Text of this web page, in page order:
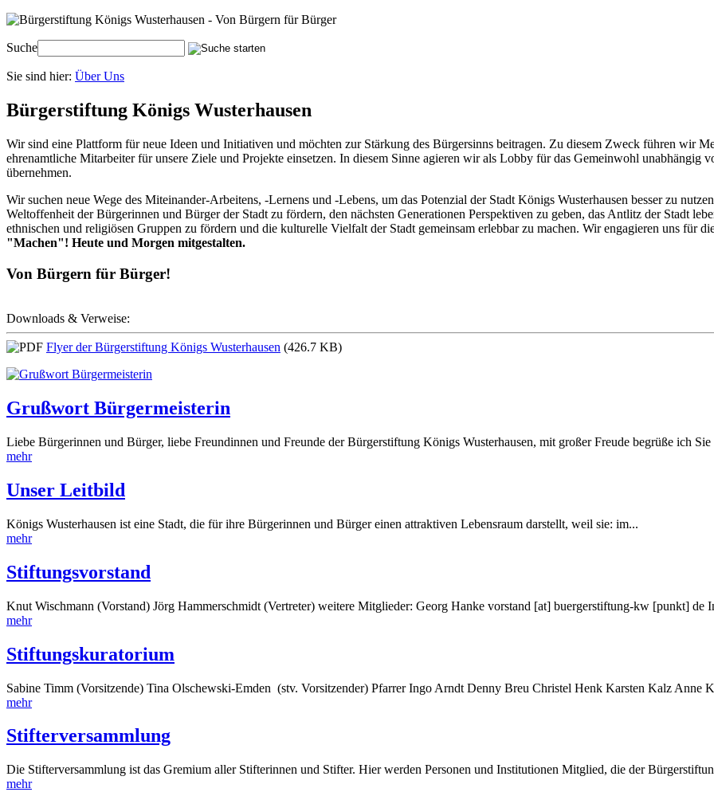
Suche
Sie sind hier: Über Uns
Bürgerstiftung Königs Wusterhausen
Wir sind eine Plattform für neue Ideen und Initiativen und möchten zur Stärkung des Bürgersinns beitragen. Zu diesem Zweck führen wir
ehrenamtliche Mitarbeiter für unsere Ziele und Projekte einsetzen. In diesem Sinne agieren wir als Lobby für das Gemeinwohl unabhängig
übernehmen.
Wir suchen neue Wege des Miteinander-Arbeitens, -Lernens und -Lebens, um das Potenzial der Stadt Königs Wusterhausen besser zu
Weltoffenheit der Bürgerinnen und Bürger der Stadt zu fördern, den nächsten Generationen Perspektiven zu geben, das Antlitz der Stadt
ethnischen und religiösen Gruppen zu fördern und die kulturelle Vielfalt der Stadt gemeinsam erlebbar zu machen. Wir engagieren uns für
"Machen"! Heute und Morgen mitgestalten.
Von Bürgern für Bürger!
Downloads & Verweise:
Flyer der Bürgerstiftung Königs Wusterhausen (426.7 KB)
Grußwort Bürgermeisterin
Liebe Bürgerinnen und Bürger, liebe Freundinnen und Freunde der Bürgerstiftung Königs Wusterhausen, mit großer Freude begrüße ich Sie
mehr
Unser Leitbild
Königs Wusterhausen ist eine Stadt, die für ihre Bürgerinnen und Bürger einen attraktiven Lebensraum darstellt, weil sie: im...
mehr
Stiftungsvorstand
Knut Wischmann (Vorstand) Jörg Hammerschmidt (Vertreter) weitere Mitglieder: Georg Hanke vorstand [at] buergerstiftung-kw [punkt] de
mehr
Stiftungskuratorium
Sabine Timm (Vorsitzende) Tina Olschewski-Emden (stv. Vorsitzender) Pfarrer Ingo Arndt Denny Breu Christel Henk Karsten Kalz Anne
mehr
Stifterversammlung
Die Stifterversammlung ist das Gremium aller Stifterinnen und Stifter. Hier werden Personen und Institutionen Mitglied, die der
mehr